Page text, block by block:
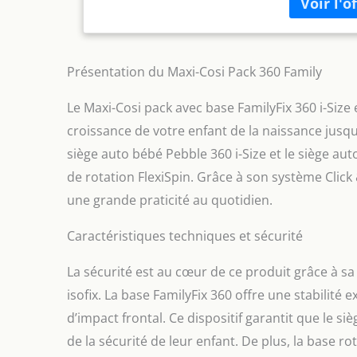
Cosi Pebble
position
dos à la
auto, ce
CLICK &
cliquer le
être prêt à
maintenir
les
circulation
pour vous !
sont dotés
latéraux,
côtés
offre à
relaxante
dans
Présentation du Maxi-Cosi Pack 360 Family
Le Maxi-Cosi pack avec base FamilyFix 360 i-
croissance de votre enfant de la naissance
siège auto bébé Pebble 360 i-Size et le siège
de rotation FlexiSpin. Grâce à son système
une grande praticité au quotidien.
Caractéristiques techniques et sécurité
La sécurité est au cœur de ce produit grâce à
isofix. La base FamilyFix 360 offre une stabilité
d’impact frontal. Ce dispositif garantit que le
de la sécurité de leur enfant. De plus, la base